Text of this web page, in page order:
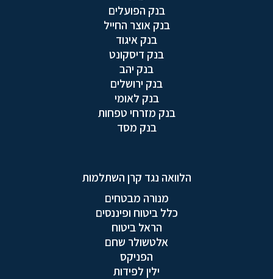
בנק הפועלים
בנק אוצר החייל
בנק איגוד
בנק דיסקונט
בנק יהב
בנק ירושלים
בנק לאומי
בנק מזרחי טפחות
בנק מסד
הלוואה נגד קרן השתלמות
מנורה מבטחים
כלל ביטוח ופיננסים
הראל ביטוח
אלטשולר שחם
הפניקס
ילין לפידות